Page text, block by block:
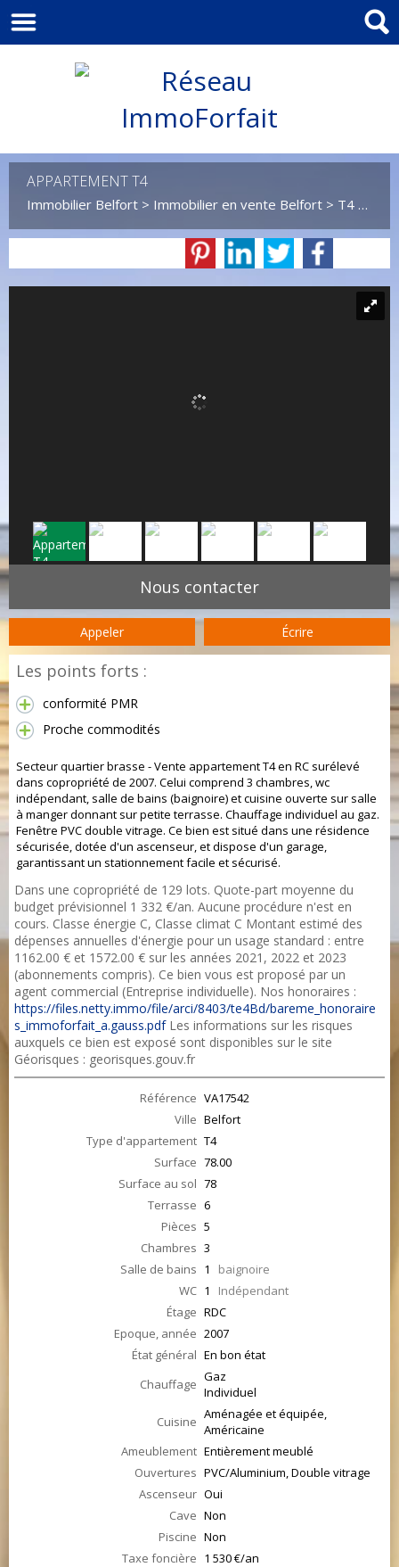
APPARTEMENT T4
Immobilier Belfort > Immobilier en vente Belfort > T4 en vente Belfort
Nous contacter
Appeler Écrire
Les points forts :
conformité PMR
Proche commodités
Secteur quartier brasse - Vente appartement T4 en RC surélevé
dans copropriété de 2007. Celui comprend 3 chambres, wc
indépendant, salle de bains (baignoire) et cuisine ouverte sur salle
à manger donnant sur petite terrasse. Chauffage individuel au gaz.
Fenêtre PVC double vitrage. Ce bien est situé dans une résidence
sécurisée, dotée d'un ascenseur, et dispose d'un garage,
garantissant un stationnement facile et sécurisé.
Dans une copropriété de 129 lots. Quote-part moyenne du
budget prévisionnel 1 332 €/an. Aucune procédure n'est en
cours. Classe énergie C, Classe climat C Montant estimé des
dépenses annuelles d'énergie pour un usage standard : entre
1162.00 € et 1572.00 € sur les années 2021, 2022 et 2023
(abonnements compris). Ce bien vous est proposé par un
agent commercial (Entreprise individuelle). Nos honoraires :
https://files.netty.immo/file/arci/8403/te4Bd/bareme_honoraire
s_immoforfait_a.gauss.pdfLes informations sur les risques
auxquels ce bien est exposé sont disponibles sur le site
Géorisques : georisques.gouv.fr
Référence VA17542
Ville Belfort
Type d'appartement T4
Surface 78.00
Surface au sol 78
Terrasse 6
Pièces 5
Chambres 3
Salle de bains 1 baignoire
WC 1 Indépendant
Étage RDC
Epoque, année 2007
État général En bon état
Chauffage Gaz
Individuel
Cuisine Aménagée et équipée,
Américaine
Ameublement Entièrement meublé
Ouvertures PVC/Aluminium, Double vitrage
Ascenseur Oui
Cave Non
Piscine Non
Taxe foncière 1 530 €/an